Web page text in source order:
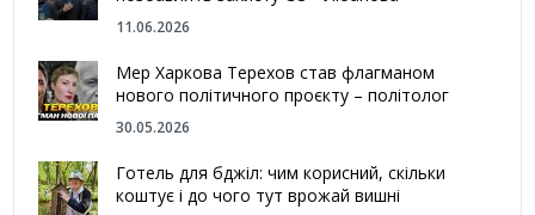
11.06.2026
Мер Харкова Терехов став флагманом
нового політичного проєкту – політолог
30.05.2026
Готель для бджіл: чим корисний, скільки
коштує і до чого тут врожай вишні